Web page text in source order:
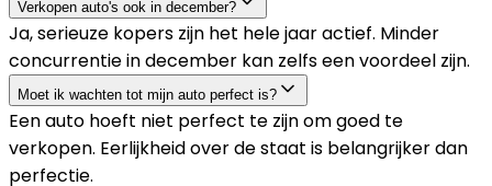
Verkopen auto's ook in december?
Ja, serieuze kopers zijn het hele jaar actief. Minder
concurrentie in december kan zelfs een voordeel zijn.
Moet ik wachten tot mijn auto perfect is?
Een auto hoeft niet perfect te zijn om goed te
verkopen. Eerlijkheid over de staat is belangrijker dan
perfectie.